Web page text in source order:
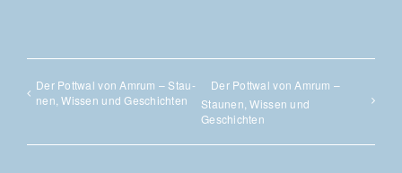
Der Pott­wal von Amrum – Stau­
nen, Wis­sen und Geschichten
Der Pott­wal von Amrum –
Stau­nen, Wis­sen und
Geschichten